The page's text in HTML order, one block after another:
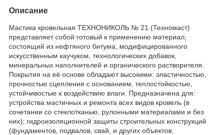
Описание
Мастика кровельная ТЕХНОНИКОЛЬ № 21 (Техномаст)
представляет собой готовый к применению материал,
состоящий из нефтяного битума, модифицированного
искусственным каучуком, технологических добавок,
минеральных наполнителей и органического растворителя.
Покрытия на её основе обладают высокими: эластичностью,
прочностью сцепления с основанием, теплостойкостью,
устойчивостью к воздействию влаги. Предназначена для:
устройства мастичных и ремонта всех видов кровель (в
сочетании со стеклотканью, рулонными материалами и без
них); гидроизоляционной защиты строительных конструкций
(фундаментов, подвалов, свай, и других объектов,